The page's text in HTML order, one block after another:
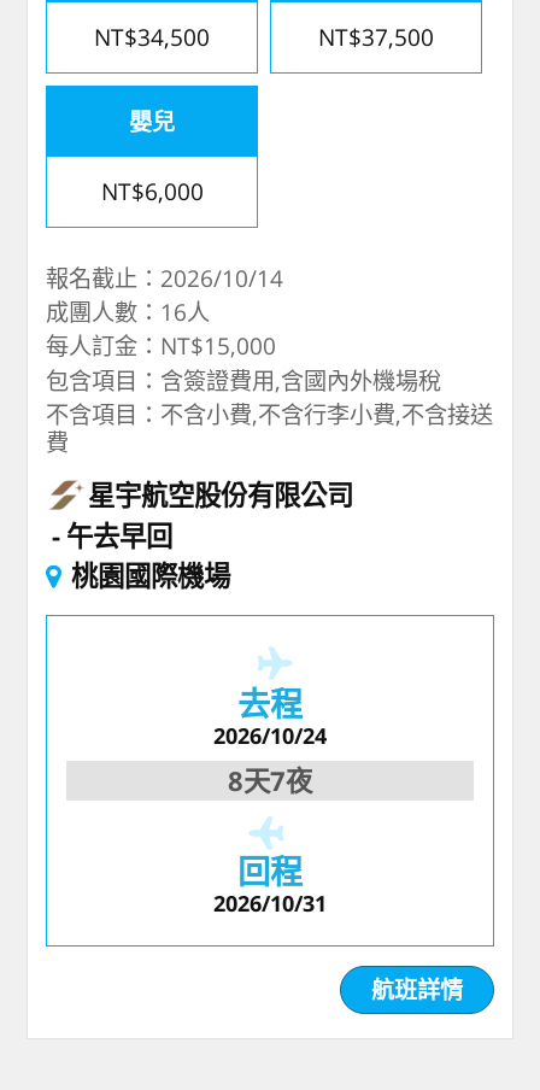
NT$34,500 NT$37,500
嬰兒
NT$6,000
報名截止：2026/10/14
成團人數：16人
每人訂金：NT$15,000
包含項目：含簽證費用,含國內外機場稅
不含項目：不含小費,不含行李小費,不含接送
費
星宇航空股份有限公司
午去早回
桃園國際機場
去程
2026/10/24
8天7夜
回程
2026/10/31
航班詳情